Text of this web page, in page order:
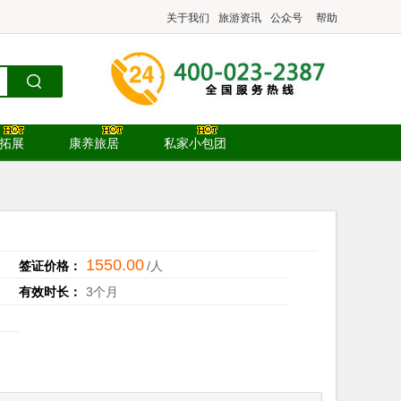
关于我们 旅游资讯 公众号 帮助
展 康养旅居 私家小包团
签证价格： 1550.00/人
有效时长：
3个月